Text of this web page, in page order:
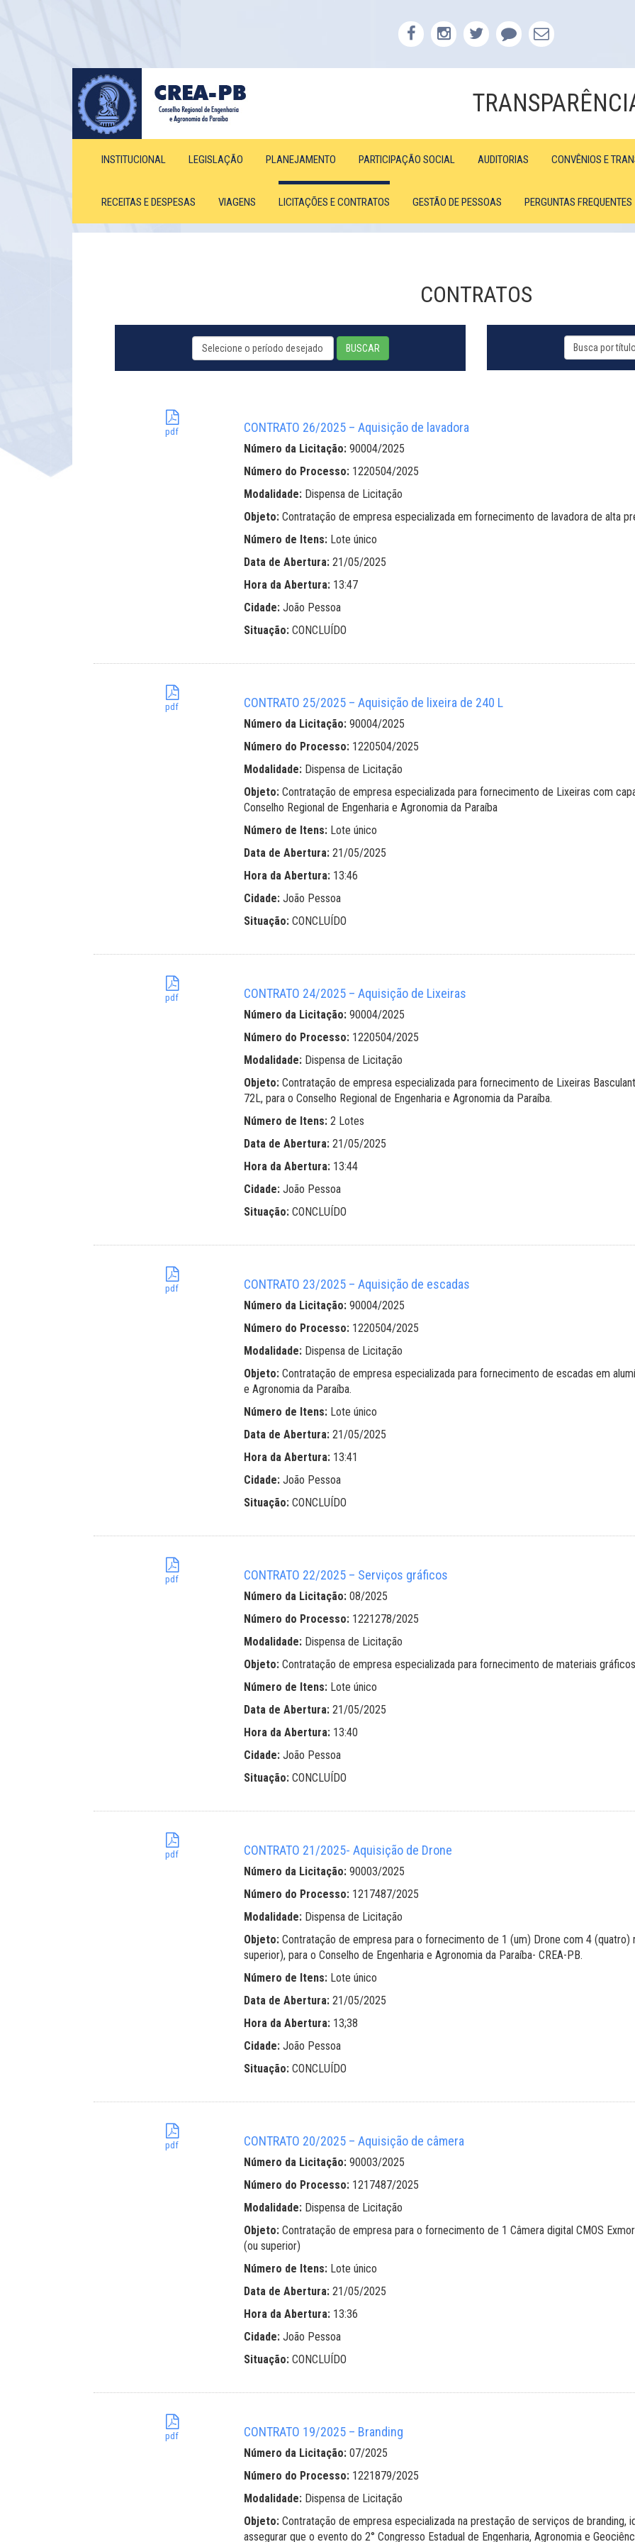
INSTITUCIONAL LEGISLAÇÃO PLANEJAMENTO PARTICIPAÇÃO SOCIAL AUDITORIAS CONVÊNIOS E
RECEITAS E DESPESAS VIAGENS LICITAÇÕES E CONTRATOS GESTÃO DE PESSOAS PERGUNTAS FREQUENTES
CONTRATOS
BUSCAR
pdf CONTRATO 26/2025 – Aquisição de lavadora
Número da Licitação: 90004/2025
Número do Processo: 1220504/2025
Modalidade: Dispensa de Licitação
Objeto: Contratação de empresa especializada em fornecimento de lavadora de alta
Número de Itens: Lote único
Data de Abertura: 21/05/2025
Hora da Abertura: 13:47
Cidade: João Pessoa
Situação: CONCLUÍDO
pdf CONTRATO 25/2025 – Aquisição de lixeira de 240 L
Número da Licitação: 90004/2025
Número do Processo: 1220504/2025
Modalidade: Dispensa de Licitação
Objeto: Contratação de empresa especializada para fornecimento de Lixeiras com
Conselho Regional de Engenharia e Agronomia da Paraíba
Número de Itens: Lote único
Data de Abertura: 21/05/2025
Hora da Abertura: 13:46
Cidade: João Pessoa
Situação: CONCLUÍDO
pdf CONTRATO 24/2025 – Aquisição de Lixeiras
Número da Licitação: 90004/2025
Número do Processo: 1220504/2025
Modalidade: Dispensa de Licitação
Objeto: Contratação de empresa especializada para fornecimento de Lixeiras
72L, para o Conselho Regional de Engenharia e Agronomia da Paraíba.
Número de Itens: 2 Lotes
Data de Abertura: 21/05/2025
Hora da Abertura: 13:44
Cidade: João Pessoa
Situação: CONCLUÍDO
pdf CONTRATO 23/2025 – Aquisição de escadas
Número da Licitação: 90004/2025
Número do Processo: 1220504/2025
Modalidade: Dispensa de Licitação
Objeto: Contratação de empresa especializada para fornecimento de escadas em
e Agronomia da Paraíba.
Número de Itens: Lote único
Data de Abertura: 21/05/2025
Hora da Abertura: 13:41
Cidade: João Pessoa
Situação: CONCLUÍDO
pdf CONTRATO 22/2025 – Serviços gráficos
Número da Licitação: 08/2025
Número do Processo: 1221278/2025
Modalidade: Dispensa de Licitação
Objeto: Contratação de empresa especializada para fornecimento de materiais
Número de Itens: Lote único
Data de Abertura: 21/05/2025
Hora da Abertura: 13:40
Cidade: João Pessoa
Situação: CONCLUÍDO
pdf CONTRATO 21/2025- Aquisição de Drone
Número da Licitação: 90003/2025
Número do Processo: 1217487/2025
Modalidade: Dispensa de Licitação
Objeto: Contratação de empresa para o fornecimento de 1 (um) Drone com 4
superior), para o Conselho de Engenharia e Agronomia da Paraíba- CREA-PB.
Número de Itens: Lote único
Data de Abertura: 21/05/2025
Hora da Abertura: 13;38
Cidade: João Pessoa
Situação: CONCLUÍDO
pdf CONTRATO 20/2025 – Aquisição de câmera
Número da Licitação: 90003/2025
Número do Processo: 1217487/2025
Modalidade: Dispensa de Licitação
Objeto: Contratação de empresa para o fornecimento de 1 Câmera digital CMOS
(ou superior)
Número de Itens: Lote único
Data de Abertura: 21/05/2025
Hora da Abertura: 13:36
Cidade: João Pessoa
Situação: CONCLUÍDO
pdf CONTRATO 19/2025 – Branding
Número da Licitação: 07/2025
Número do Processo: 1221879/2025
Modalidade: Dispensa de Licitação
Objeto: Contratação de empresa especializada na prestação de serviços de branding,
assegurar que o evento do 2° Congresso Estadual de Engenharia, Agronomia e